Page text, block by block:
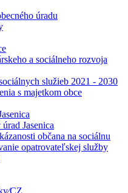
úradu
a sociálneho rozvoja
služieb 2021 - 2030
s majetkom obce
Jasenica
občana na sociálnu
opatrovateľskej služby